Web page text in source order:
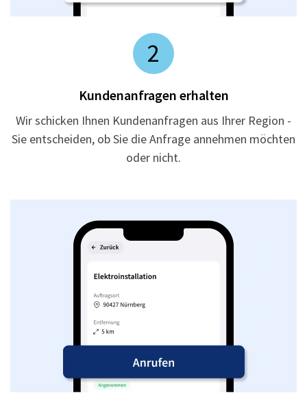
2
Kundenanfragen erhalten
Wir schicken Ihnen Kundenanfragen aus Ihrer Region -
Sie entscheiden, ob Sie die Anfrage annehmen möchten
oder nicht.